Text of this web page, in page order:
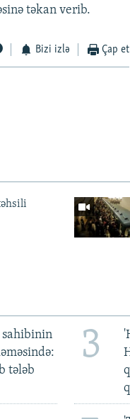
təkan verib.
Bizi izlə Çap et
sahibinin
tələb
3